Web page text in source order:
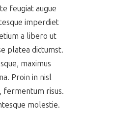
feugiat augue
imperdiet
a libero ut
platea dictumst.
maximus
Proin in nisl
fermentum risus.
molestie.